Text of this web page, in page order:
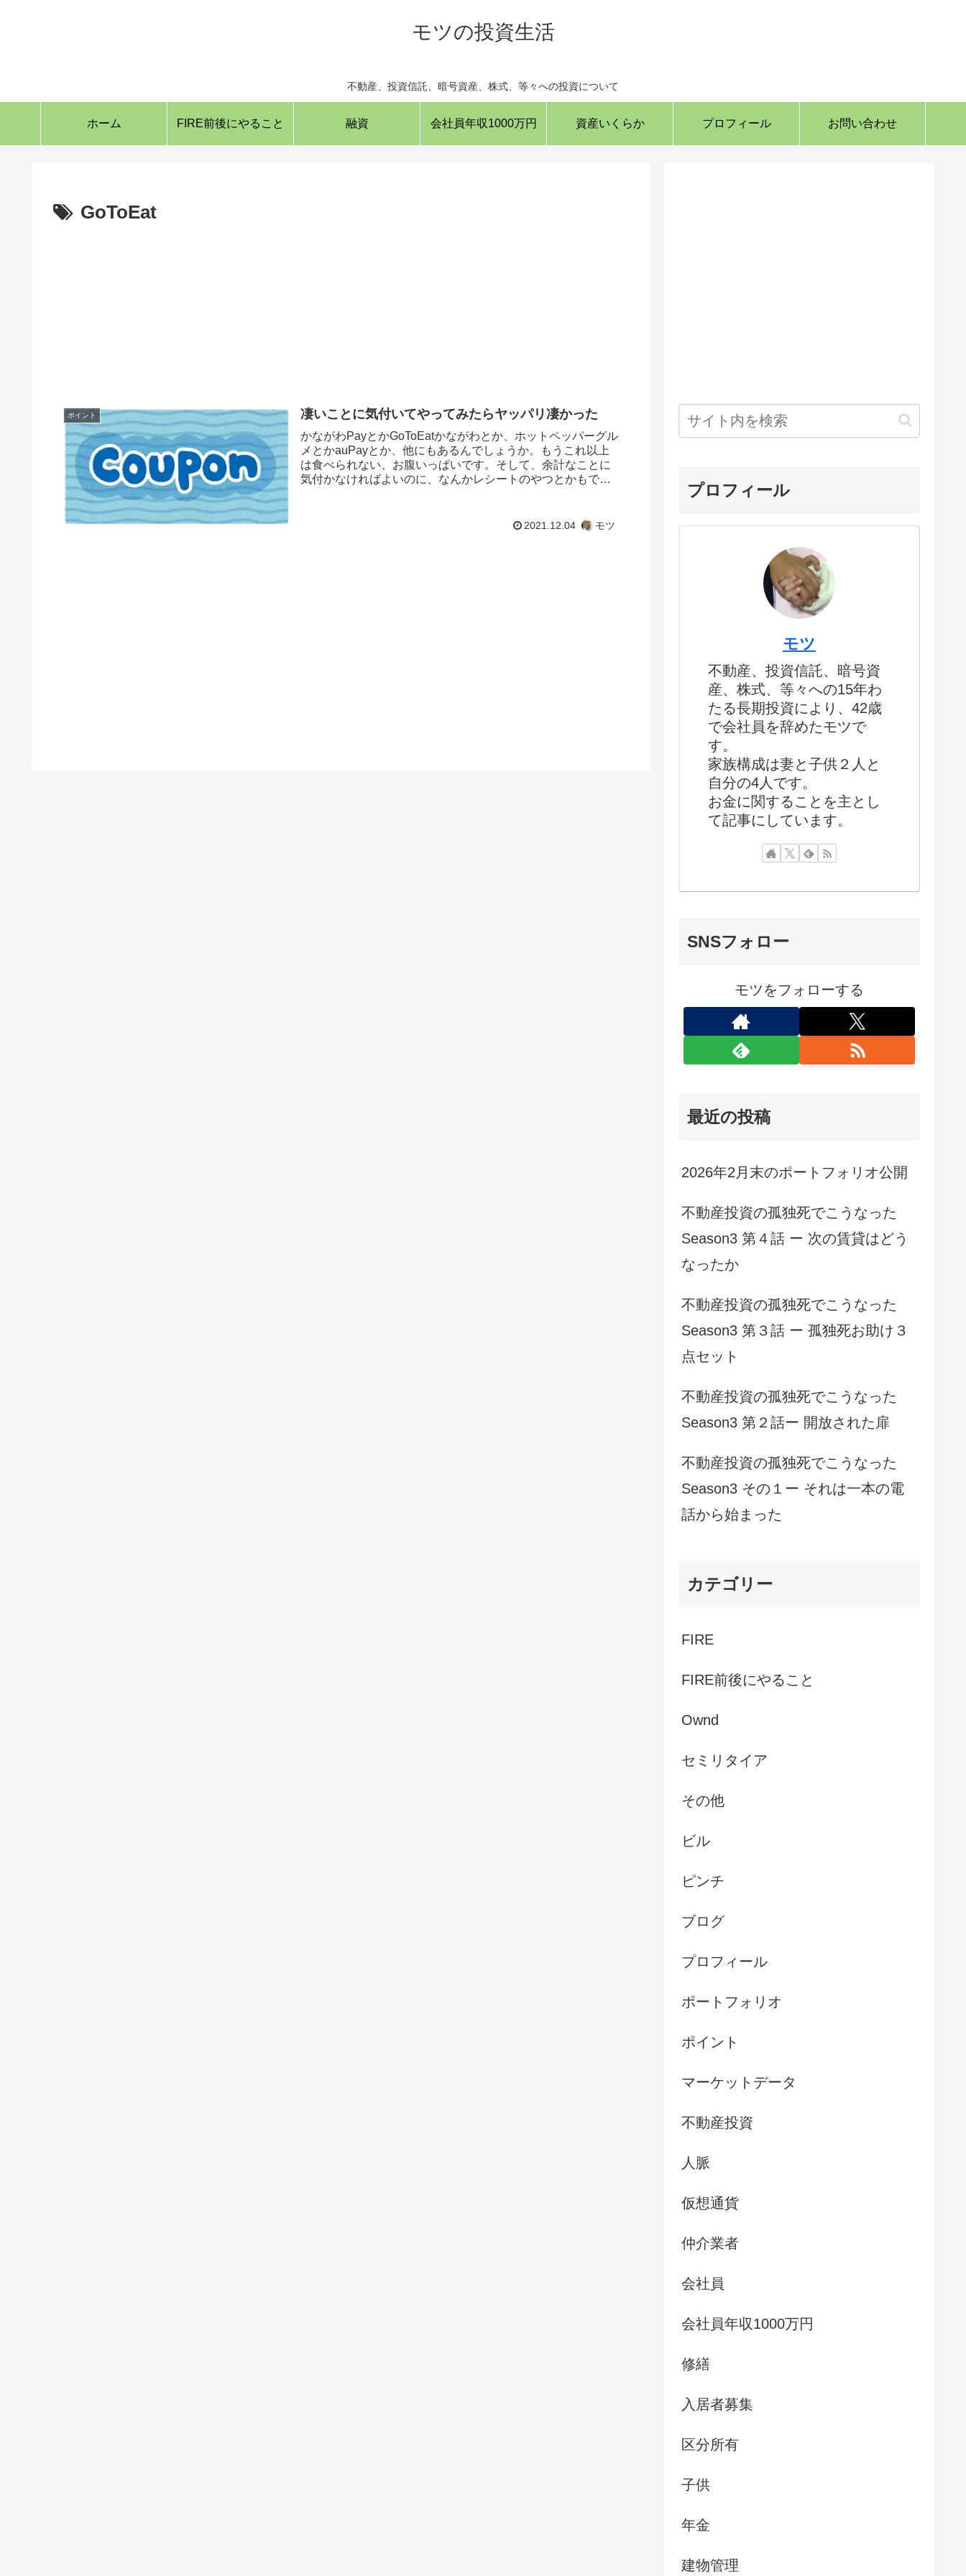
モツの投資生活
不動産、投資信託、暗号資産、株式、等々への投資について
ホーム FIRE前後にやること 融資 会社員年収1000万円 資産いくらか プロフィール お問い合わせ
GoToEat
ポイント 凄いことに気付いてやってみたらヤッパリ凄かった
かながわPayとかGoToEatかながわとか、ホットペッパーグル
メとかauPayとか、他にもあるんでしょうか。もうこれ以上
は食べられない、お腹いっぱいです。そして、余計なことに
気付かなければよいのに、なんかレシートのやつとかもでて
2021.12.04 モツ
プロフィール
モツ
不動産、投資信託、暗号資
産、株式、等々への15年わ
たる長期投資により、42歳
で会社員を辞めたモツで
す。
家族構成は妻と子供２人と
自分の4人です。
お金に関することを主とし
て記事にしています。
SNSフォロー
モツをフォローする
最近の投稿
2026年2月末のポートフォリオ公開
不動産投資の孤独死でこうなった
Season3 第４話 ー 次の賃貸はどう
なったか
不動産投資の孤独死でこうなった
Season3 第３話 ー 孤独死お助け３
点セット
不動産投資の孤独死でこうなった
Season3 第２話ー 開放された扉
不動産投資の孤独死でこうなった
Season3 その１ー それは一本の電
話から始まった
カテゴリー
FIRE
FIRE前後にやること
Ownd
セミリタイア
その他
ビル
ピンチ
ブログ
プロフィール
ポートフォリオ
ポイント
マーケットデータ
不動産投資
人脈
仮想通貨
仲介業者
会社員
会社員年収1000万円
修繕
入居者募集
区分所有
子供
年金
建物管理